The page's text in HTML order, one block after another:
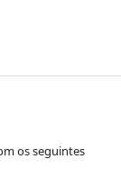
os seguintes